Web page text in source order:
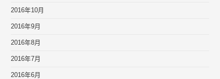
2016年10月
2016年9月
2016年8月
2016年7月
2016年6月